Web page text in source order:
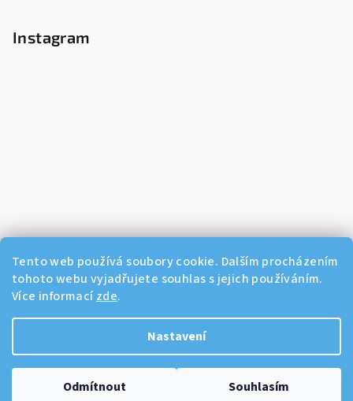
Tento web používá soubory cookie. Dalším procházením
tohoto webu vyjadřujete souhlas s jejich používáním.
Více informací zde.
Nastavení
Odmítnout Souhlasím
Instagram
Sledovat na Instagramu